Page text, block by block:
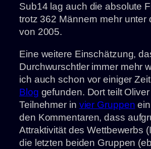
Sub14 lag auch die absolute
trotz 362 Männern mehr unter
von 2005.
Eine weitere Einschätzung,
Durchwurschtler immer mehr
ich auch schon vor einiger
Blog gefunden. Dort teilt
Teilnehmer in vier Gruppen
den Kommentaren, dass
Attraktivität des Wettbewerbs
die letzten beiden Gruppen